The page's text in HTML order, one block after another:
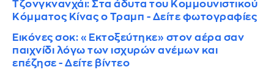
Τζονγκνανχάι: Στα άδυτα του Κομμουνιστικού
Κόμματος Κίνας ο Τραμπ - Δείτε φωτογραφίες
Εικόνες σοκ: «Εκτοξεύτηκε» στον αέρα σαν
παιχνίδι λόγω των ισχυρών ανέμων και
επέζησε - Δείτε βίντεο